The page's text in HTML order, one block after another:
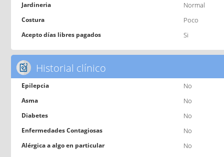
Jardineria Normal
Costura Poco
Acepto días libres pagados Si
Historial clínico
Epilepcia No
Asma No
Diabetes No
Enfermedades Contagiosas No
Alérgica a algo en particular No